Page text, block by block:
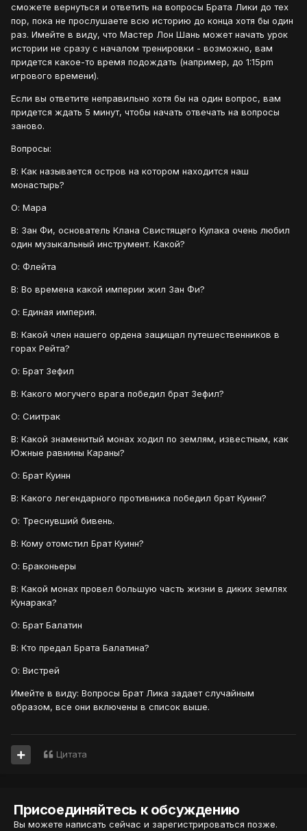
сможете вернуться и ответить на вопросы Брата Лики до тех
пор, пока не прослушаете всю историю до конца хотя бы один
раз. Имейте в виду, что Мастер Лон Шань может начать урок
истории не сразу с началом тренировки - возможно, вам
придется какое-то время подождать (например, до 1:15pm
игрового времени).
Если вы ответите неправильно хотя бы на один вопрос, вам
придется ждать 5 минут, чтобы начать отвечать на вопросы
заново.
Вопросы:
В: Как называется остров на котором находится наш
монастырь?
О: Мара
В: Зан Фи, основатель Клана Свистящего Кулака очень любил
один музыкальный инструмент. Какой?
О: Флейта
В: Во времена какой империи жил Зан Фи?
О: Единая империя.
В: Какой член нашего ордена защищал путешественников в
горах Рейта?
О: Брат Зефил
В: Какого могучего врага победил брат Зефил?
О: Сиитрак
В: Какой знаменитый монах ходил по землям, известным, как
Южные равнины Караны?
О: Брат Куинн
В: Какого легендарного противника победил брат Куинн?
О: Треснувший бивень.
В: Кому отомстил Брат Куинн?
О: Браконьеры
В: Какой монах провел большую часть жизни в диких землях
Кунарака?
О: Брат Балатин
В: Кто предал Брата Балатина?
О: Вистрей
Имейте в виду: Вопросы Брат Лика задает случайным
образом, все они включены в список выше.
Цитата
Присоединяйтесь к обсуждению
Вы можете написать сейчас и зарегистрироваться позже.